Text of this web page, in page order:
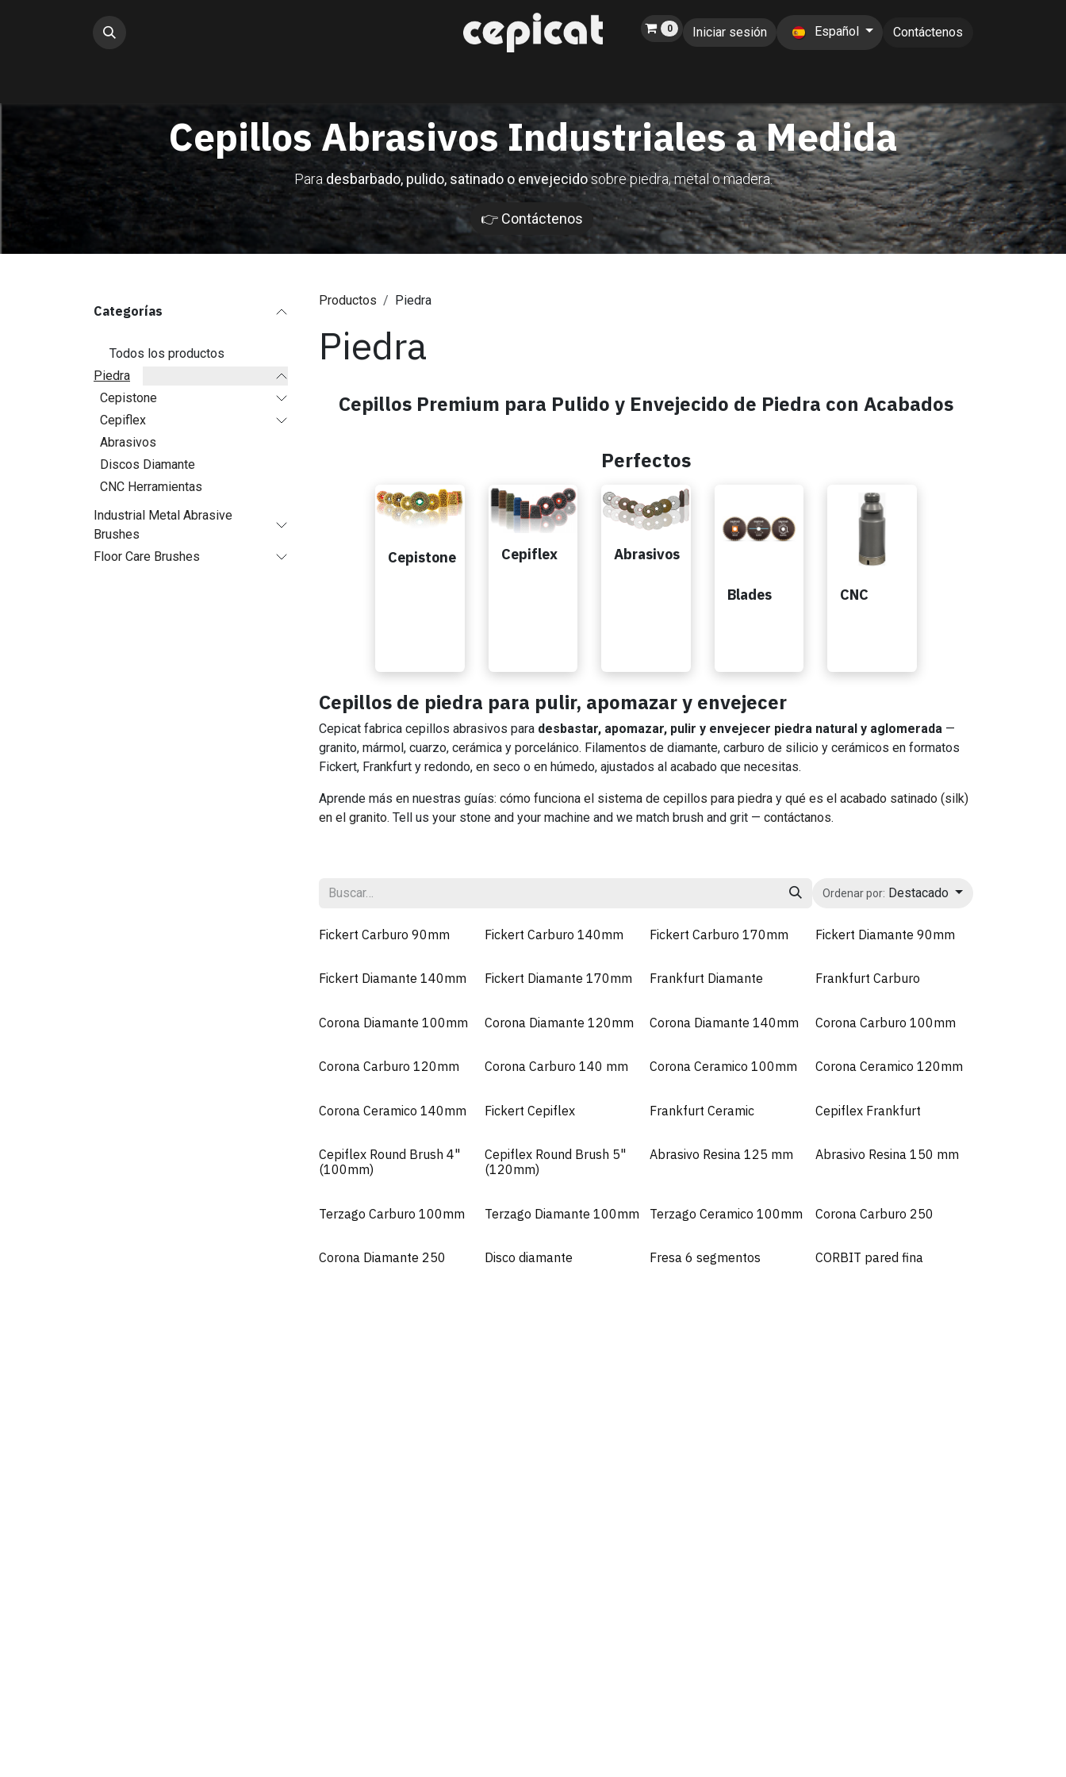
0 Iniciar sesión Español Contáctenos
Cepillos Abrasivos Industriales a Medida
Para desbarbado, pulido, satinado o envejecidosobre piedra, metal o madera.
👉 Contáctenos
Categorías
Todos los productos
Piedra
Cepistone
Cepiflex
Abrasivos
Discos Diamante
CNC Herramientas
Industrial Metal Abrasive
Brushes
Floor Care Brushes
Productos Piedra
Piedra
Cepillos Premium para Pulido y Envejecido de Piedra con Acabados
Perfectos
Cepistone Cepiflex Abrasivos
Blades CNC
Cepillos de piedra para pulir, apomazar y envejecer
Cepicat fabrica cepillos abrasivos para desbastar, apomazar, pulir y envejecer piedra natural y aglomerada —
granito, mármol, cuarzo, cerámica y porcelánico. Filamentos de diamante, carburo de silicio y cerámicos en formatos
Fickert, Frankfurt y redondo, en seco o en húmedo, ajustados al acabado que necesitas.
Aprende más en nuestras guías: cómo funciona el sistema de cepillos para piedra y qué es el acabado satinado (silk)
en el granito. Tell us your stone and your machine and we match brush and grit — contáctanos.
Ordenar por: Destacado
Fickert Carburo 90mm Fickert Carburo 140mm Fickert Carburo 170mm Fickert Diamante 90mm
Fickert Diamante 140mm Fickert Diamante 170mm Frankfurt Diamante Frankfurt Carburo
Corona Diamante 100mm Corona Diamante 120mm Corona Diamante 140mm Corona Carburo 100mm
Corona Carburo 120mm Corona Carburo 140 mm Corona Ceramico 100mm Corona Ceramico 120mm
Corona Ceramico 140mm Fickert Cepiflex Frankfurt Ceramic Cepiflex Frankfurt
Cepiflex Round Brush 4"
(100mm)
Cepiflex Round Brush 5"
(120mm)
Abrasivo Resina 125 mm Abrasivo Resina 150 mm
Terzago Carburo 100mm Terzago Diamante 100mm Terzago Ceramico 100mm Corona Carburo 250
Corona Diamante 250 Disco diamante Fresa 6 segmentos CORBIT pared fina